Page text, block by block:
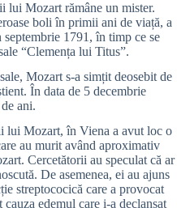
lui Mozart rămâne un mister.
boli în primii ani de viață, a
septembrie 1791, în timp ce se
“Clemența lui Titus”.
Mozart s-a simțit deosebit de
În data de 5 decembrie
ani.
lui Mozart, în Viena a avut loc o
au murit având aproximativ
Cercetătorii au speculat că ar
De asemenea, ei au ajuns
streptococică care a provocat
edemul care i-a declanșat